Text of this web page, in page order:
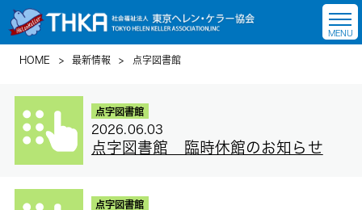
HOME > 最新情報 > 点字図書館
点字図書館
2026.06.03
点字図書館 臨時休館のお知らせ
点字図書館